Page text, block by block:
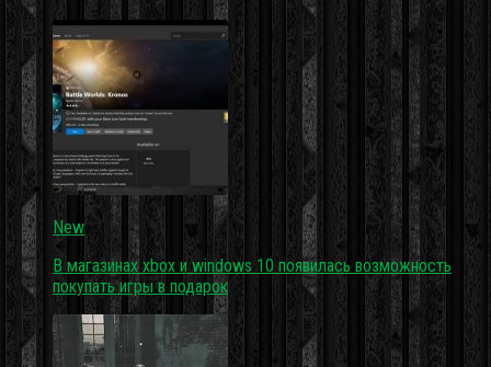
New
В магазинах xbox и windows 10 появилась возможность
покупать игры в подарок